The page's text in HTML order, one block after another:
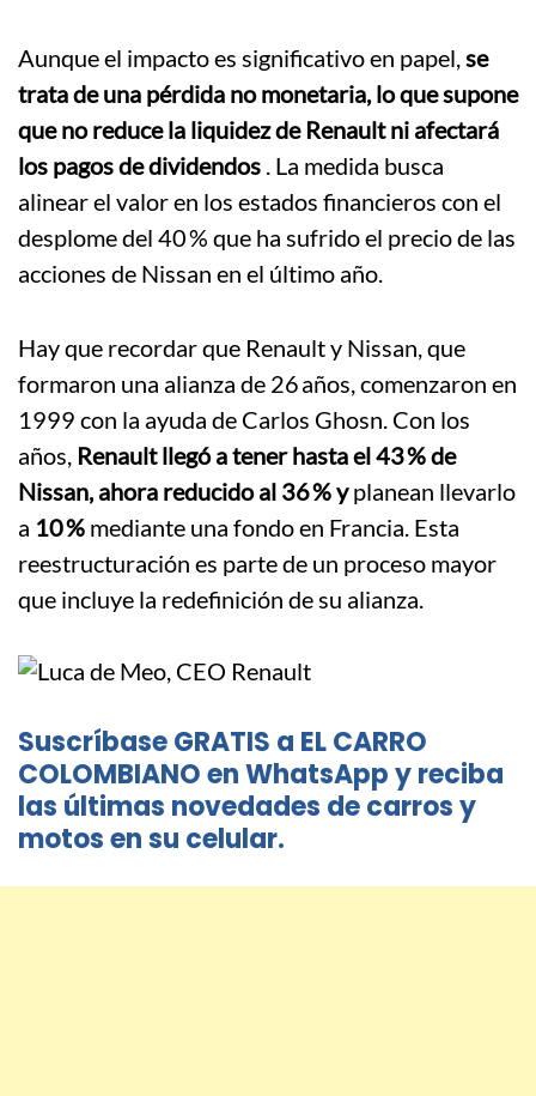
Aunque el impacto es significativo en papel,se
trata de una pérdida no monetaria, lo que supone
que no reduce la liquidez de Renault ni afectará
los pagos de dividendos . La medida busca
alinear el valor en los estados financieros con el
desplome del 40 % que ha sufrido el precio de las
acciones de Nissan en el último año.
Hay que recordar que Renault y Nissan, que
formaron una alianza de 26 años, comenzaron en
1999 con la ayuda de Carlos Ghosn. Con los
años, Renault llegó a tener hasta el 43 % de
Nissan, ahora reducido al 36 % yplanean llevarlo
a 10 % mediante una fondo en Francia. Esta
reestructuración es parte de un proceso mayor
que incluye la redefinición de su alianza.
Suscríbase GRATIS a EL CARRO
COLOMBIANO en WhatsApp y reciba
las últimas novedades de carros y
motos en su celular.